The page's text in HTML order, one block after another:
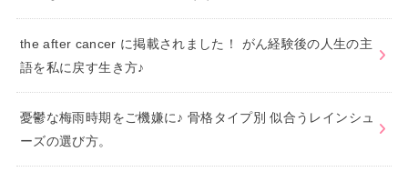
the after cancer に掲載されました！ がん経験後の人生の主
語を私に戻す生き方♪
憂鬱な梅雨時期をご機嫌に♪ 骨格タイプ別 似合うレインシュ
ーズの選び方。